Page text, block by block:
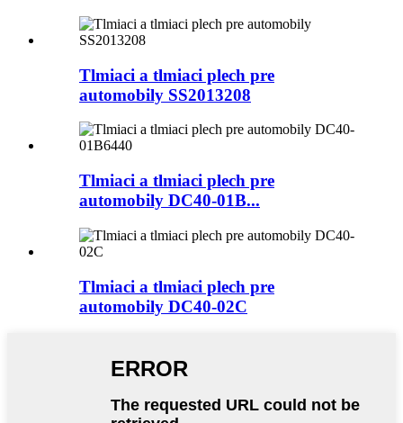
Tlmiaci a tlmiaci plech pre
automobily SS2013208
Tlmiaci a tlmiaci plech pre
automobily DC40-01B...
Tlmiaci a tlmiaci plech pre
automobily DC40-02C